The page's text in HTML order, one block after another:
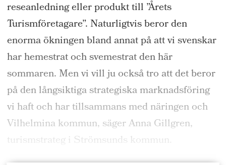
reseanledning eller produkt till ”Årets
Turismföretagare”. Naturligtvis beror den
enorma ökningen bland annat på att vi svenskar
har hemestrat och svemestrat den här
sommaren. Men vi vill ju också tro att det beror
på den långsiktiga strategiska marknadsföring
vi haft och har tillsammans med näringen och
Vilhelmina kommun, säger Anna Gillgren,
turismstrateg i Strömsunds kommun.